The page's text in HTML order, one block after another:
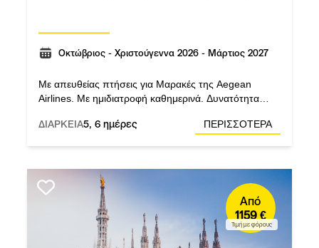
Οκτώβριος - Χριστούγεννα 2026 - Μάρτιος 2027
Με απευθείας πτήσεις για Μαρακές της Aegean
Airlines. Με ημιδιατροφή καθημερινά. Δυνατότητα
Εσσαουίρα. Όλα αυτά με Έλληνας αρχηγός με μεγάλη
ΔΙΑΡΚΕΙΑ5, 6 ημέρες ΠΕΡΙΣΣΟΤΕΡΑ
Από
1159 €
Τιμή με φόρους